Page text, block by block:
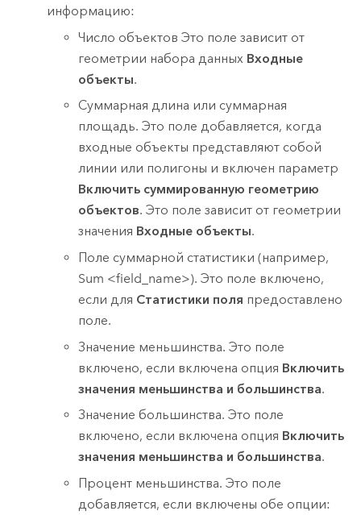
информацию:
Число объектов Это поле зависит от
геометрии набора данных Входные
объекты.
Суммарная длина или суммарная
площадь. Это поле добавляется, когда
входные объекты представляют собой
линии или полигоны и включен параметр
Включить суммированную геометрию
объектов. Это поле зависит от геометрии
значения Входные объекты.
Поле суммарной статистики (например,
Sum <field_name>). Это поле включено,
если для Статистики поля предоставлено
поле.
Значение меньшинства. Это поле
включено, если включена опция Включить
значения меньшинства и большинства.
Значение большинства. Это поле
включено, если включена опция Включить
значения меньшинства и большинства.
Процент меньшинства. Это поле
добавляется, если включены обе опции: